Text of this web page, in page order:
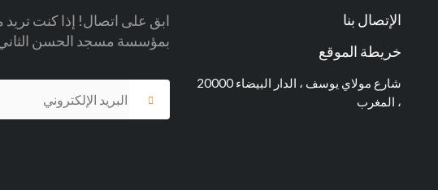
الإتصال بنا
خريطة الموقع
شارع مولاي يوسف ، الدار البيضاء 20000
، المغرب
ابق على اتصال! إذا كنت تريد
بمؤسسة مسجد الحسن